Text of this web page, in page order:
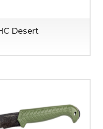
Desert